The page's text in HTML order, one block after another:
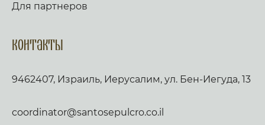
Для партнеров
Контакты
9462407, Израиль, Иерусалим, ул. Бен-Иегуда, 13
coordinator@santosepulcro.co.il